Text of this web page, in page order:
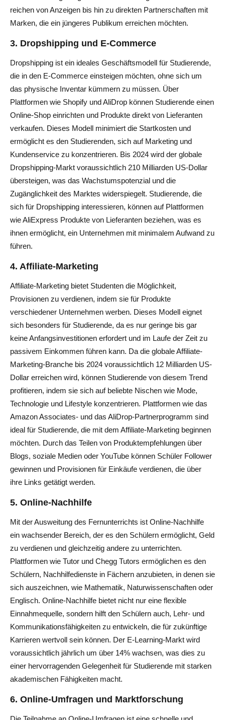
reichen von Anzeigen bis hin zu direkten Partnerschaften mit
Marken, die ein jüngeres Publikum erreichen möchten.
3. Dropshipping und E-Commerce
Dropshipping ist ein ideales Geschäftsmodell für Studierende,
die in den E-Commerce einsteigen möchten, ohne sich um
das physische Inventar kümmern zu müssen. Über
Plattformen wie Shopify und AliDrop können Studierende einen
Online-Shop einrichten und Produkte direkt von Lieferanten
verkaufen. Dieses Modell minimiert die Startkosten und
ermöglicht es den Studierenden, sich auf Marketing und
Kundenservice zu konzentrieren. Bis 2024 wird der globale
Dropshipping-Markt voraussichtlich 210 Milliarden US-Dollar
übersteigen, was das Wachstumspotenzial und die
Zugänglichkeit des Marktes widerspiegelt. Studierende, die
sich für Dropshipping interessieren, können auf Plattformen
wie AliExpress Produkte von Lieferanten beziehen, was es
ihnen ermöglicht, ein Unternehmen mit minimalem Aufwand zu
führen.
4. Affiliate-Marketing
Affiliate-Marketing bietet Studenten die Möglichkeit,
Provisionen zu verdienen, indem sie für Produkte
verschiedener Unternehmen werben. Dieses Modell eignet
sich besonders für Studierende, da es nur geringe bis gar
keine Anfangsinvestitionen erfordert und im Laufe der Zeit zu
passivem Einkommen führen kann. Da die globale Affiliate-
Marketing-Branche bis 2024 voraussichtlich 12 Milliarden US-
Dollar erreichen wird, können Studierende von diesem Trend
profitieren, indem sie sich auf beliebte Nischen wie Mode,
Technologie und Lifestyle konzentrieren. Plattformen wie das
Amazon Associates- und das AliDrop-Partnerprogramm sind
ideal für Studierende, die mit dem Affiliate-Marketing beginnen
möchten. Durch das Teilen von Produktempfehlungen über
Blogs, soziale Medien oder YouTube können Schüler Follower
gewinnen und Provisionen für Einkäufe verdienen, die über
ihre Links getätigt werden.
5. Online-Nachhilfe
Mit der Ausweitung des Fernunterrichts ist Online-Nachhilfe
ein wachsender Bereich, der es den Schülern ermöglicht, Geld
zu verdienen und gleichzeitig andere zu unterrichten.
Plattformen wie Tutor und Chegg Tutors ermöglichen es den
Schülern, Nachhilfedienste in Fächern anzubieten, in denen sie
sich auszeichnen, wie Mathematik, Naturwissenschaften oder
Englisch. Online-Nachhilfe bietet nicht nur eine flexible
Einnahmequelle, sondern hilft den Schülern auch, Lehr- und
Kommunikationsfähigkeiten zu entwickeln, die für zukünftige
Karrieren wertvoll sein können. Der E-Learning-Markt wird
voraussichtlich jährlich um über 14% wachsen, was dies zu
einer hervorragenden Gelegenheit für Studierende mit starken
akademischen Fähigkeiten macht.
6. Online-Umfragen und Marktforschung